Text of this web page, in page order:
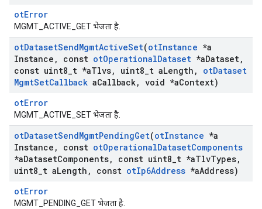
otError
MGMT_ACTIVE_GET भेजता है.
otDatasetSendMgmtActiveSet(otInstance *a
Instance , const otOperationalDataset *aDataset,
const uint8 t *aTlvs, uint8 t aLength , otDataset
MgmtSetCallback aCallback, void *aContext)
otError
MGMT_ACTIVE_SET भेजता है.
otDatasetSendMgmtPendingGet(otInstance *a
Instance , const otOperationalDatasetComponents
*aDatasetComponents, const uint8 t *aTlvTypes,
uint8 t aLength , const otIp6Address *aAddress)
otError
MGMT_PENDING_GET भेजता है.